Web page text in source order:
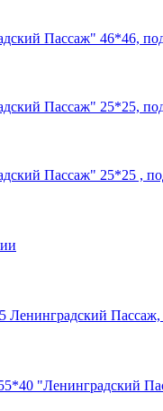
Пассаж" 46*46, под
Пассаж" 25*25, под
Пассаж" 25*25 ,
Ленинградский Пассаж,
"Ленинградский